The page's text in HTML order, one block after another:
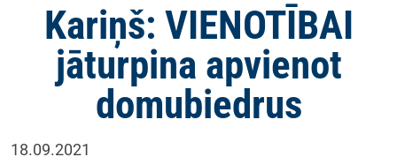
Kariņš: VIENOTĪBAI
jāturpina apvienot
domubiedrus
18.09.2021